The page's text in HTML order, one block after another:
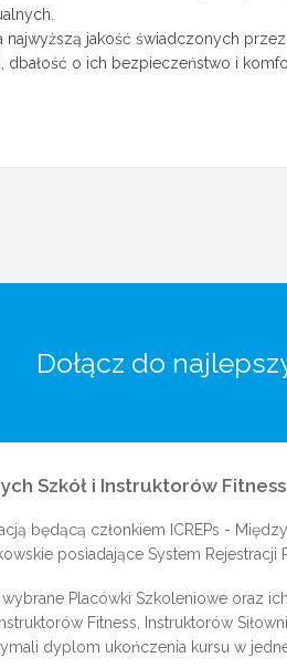
najwyższą jakość świadczonych
dbałość o ich bezpieczeństwo i
Dołącz do
Szkół i Instruktorów Fitness
będącą członkiem ICREPs -
posiadające System Rejestracji
wybrane Placówki Szkoleniowe oraz
Fitness, Instruktorów
dyplom ukończenia kursu w